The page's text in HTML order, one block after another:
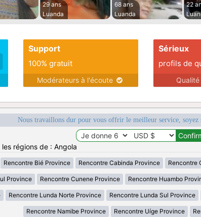
29 ans
Luanda
68 ans
Luanda
22
Support
100% gratuit
Modérateurs à l'écoute
Sérieux
profils de
Nous travaillons dur pour vous offrir le meilleur service,
régions de : Angola
Rencontre Bié Province Rencontre Cabinda Province Rencontre
Province Rencontre Cunene Province Rencontre Huambo
Rencontre Lunda Norte Province Rencontre Lunda Sul Province
Rencontre Namibe Province Rencontre Uíge Province